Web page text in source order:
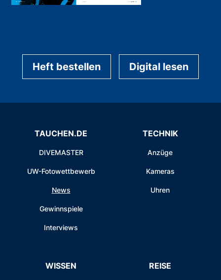
Heft bestellen Digital lesen
TAUCHEN.DE
DIVEMASTER
UW-Fotowettbewerb
News
Gewinnspiele
Interviews
TECHNIK
Anzüge
Kameras
Uhren
WISSEN REISE